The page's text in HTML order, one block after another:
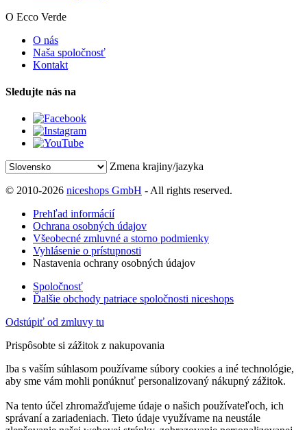
O Ecco Verde
O nás
Naša spoločnosť
Kontakt
Sledujte nás na
Zmena krajiny/jazyka
© 2010-2026 niceshops GmbH - All rights reserved.
Prehľad informácií
Ochrana osobných údajov
Všeobecné zmluvné a storno podmienky
Vyhlásenie o prístupnosti
Nastavenia ochrany osobných údajov
Spoločnosť
Ďalšie obchody patriace spoločnosti niceshops
Odstúpiť od zmluvy tu
Prispôsobte si zážitok z nakupovania
Iba s vaším súhlasom používame súbory cookies a iné technológie,
aby sme vám mohli ponúknuť personalizovaný nákupný zážitok.
Na tento účel zhromažďujeme údaje o našich používateľoch, ich
správaní a zariadeniach. Tieto údaje využívame na neustále